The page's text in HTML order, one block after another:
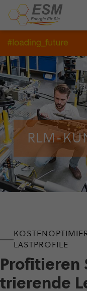
RLM-
LASTPROFILE
Profi­tieren
trie­rende